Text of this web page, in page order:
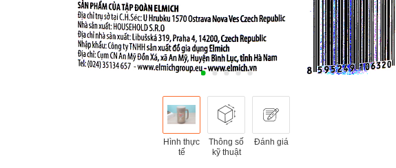
Hình thực
tế
Thông số
kỹ thuật
Đánh giá